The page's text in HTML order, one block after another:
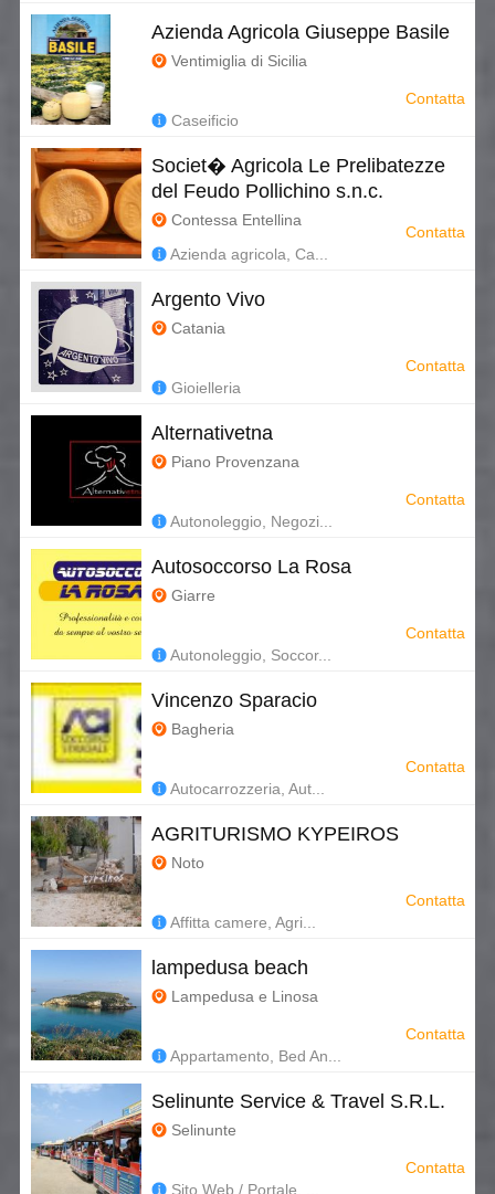
Azienda Agricola Giuseppe Basile
Ventimiglia di Sicilia
Caseificio
Contatta
Societ� Agricola Le Prelibatezze
del Feudo Pollichino s.n.c.
Contessa Entellina
Azienda agricola, Ca...
Contatta
Argento Vivo
Catania
Gioielleria
Contatta
Alternativetna
Piano Provenzana
Autonoleggio, Negozi...
Contatta
Autosoccorso La Rosa
Giarre
Autonoleggio, Soccor...
Contatta
Vincenzo Sparacio
Bagheria
Autocarrozzeria, Aut...
Contatta
AGRITURISMO KYPEIROS
Noto
Affitta camere, Agri...
Contatta
lampedusa beach
Lampedusa e Linosa
Appartamento, Bed An...
Contatta
Selinunte Service & Travel S.R.L.
Selinunte
Sito Web / Portale, ...
Contatta